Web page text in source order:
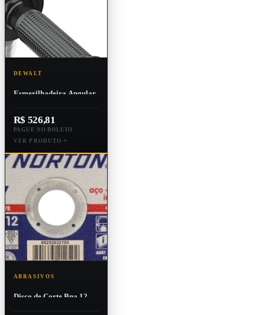
DEWALT
Esmerilhadeira Angular
Dwe4020
R$ 526,81
PAGUE NO BOLETO
VER PRODUTO
ABRASIVOS
Disco de Corte Bna 12